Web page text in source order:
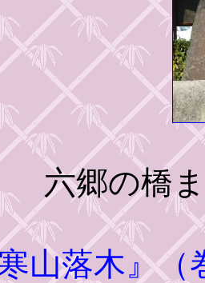
六郷の橋
山落木』